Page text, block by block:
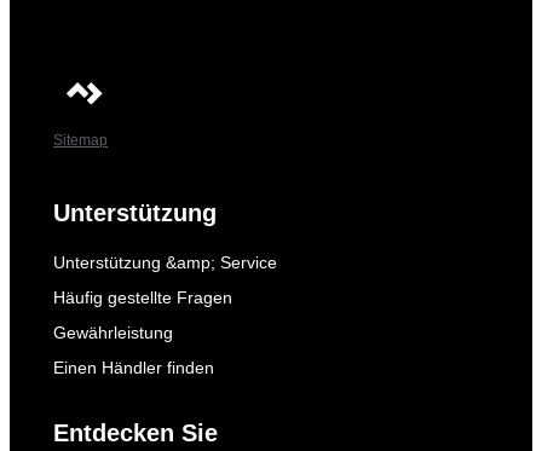
Sitemap
Unterstützung
Unterstützung &amp; Service
Häufig gestellte Fragen
Gewährleistung
Einen Händler finden
Entdecken Sie